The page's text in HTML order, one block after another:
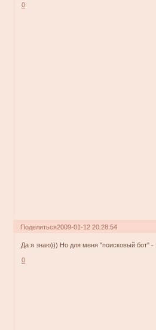
0
Поделиться2009-01-12 20:28:54
Да я знаю))) Но для меня "поисковый бот" -
0